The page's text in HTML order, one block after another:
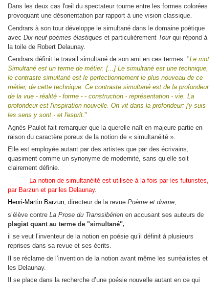
Dans les deux cas l'œil du spectateur tourne entre les formes colorées
provoquant une désorientation par rapport à une vision classique.
Cendrars à son tour développe le simultané dans le domaine poétique
avec Dix-neuf poèmes élastiques et particulièrement Tourqui répond à
la toile de Robert Delaunay.
Cendrars définit le travail simultané de son ami en ces termes: "Le mot
Simultané est un terme de métier. [...] Le simultané est une technique,
le contraste simultané est le perfectionnement le plus nouveau de ce
métier, de cette technique. Ce contraste simultané est de la profondeur
de la vue - réalité - forme - - construction - représentation - vie. La
profondeur est l'inspiration nouvelle. On vit dans la profondeur: j'y suis -
les sens y sont - et l'esprit."
Agnès Paulot fait remarquer que la querelle naît en majeure partie en
raison du caractère poreux de la notion de « simultanéité ».
Elle est employée autant par des artistes que par des écrivains,
quasiment comme un synonyme de modernité, sans qu’elle soit
clairement définie.
La notion de simultanéité est utilisée à la fois par les futuristes,
par Barzun et par les Delaunay.
Henri-Martin Barzun, directeur de la revue Poème et drame,
s’élève contre La Prose du Transsibérien en accusant ses auteurs de
plagiat quant au terme de "simultané",
il se veut l’inventeur de la notion en poésie qu’il définit à plusieurs
reprises dans sa revue et ses écrits.
Il se réclame de l’invention de la notion avant même les surréalistes et
les Delaunay.
Il se place dans la recherche d’une poésie nouvelle autant en ce qui